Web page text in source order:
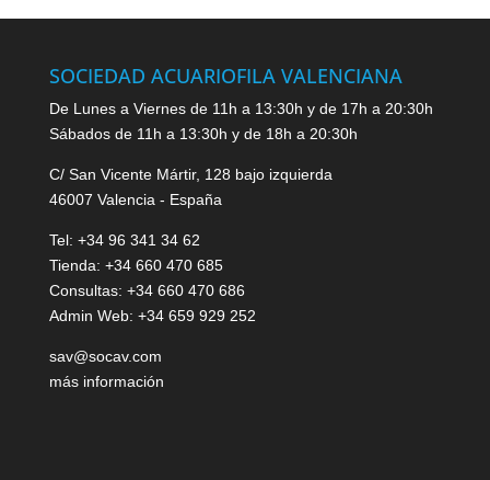
SOCIEDAD ACUARIOFILA VALENCIANA
De Lunes a Viernes de 11h a 13:30h y de 17h a 20:30h
Sábados de 11h a 13:30h y de 18h a 20:30h
C/ San Vicente Mártir, 128 bajo izquierda
46007 Valencia - España
Tel: +34 96 341 34 62
Tienda: +34 660 470 685
Consultas: +34 660 470 686
Admin Web: +34 659 929 252
sav@socav.com
más información